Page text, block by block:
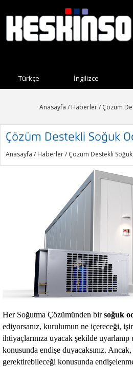
Arama formu
Türkçe İngilizce
Anasayfa / Haberler/ Çözüm
Çözüm Destekli Soğuk
Anasayfa / Haberler/ Çözüm Destekli
Her Soğutma Çözümünden birsoğuk
ediyorsanız, kurulumun ne içereceği,
ihtiyaçlarınıza uyacak şekilde uyarlanıp
konusunda endişe duyacaksınız.
gerektirebileceği konusunda